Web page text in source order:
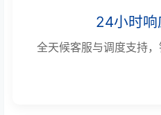
24小时响
全天候客服与调度支持